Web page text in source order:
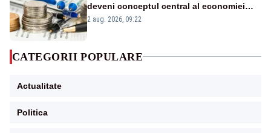
deveni conceptul central al economiei
viitoare?
2 aug. 2026, 09:22
CATEGORII POPULARE
Actualitate
Politica